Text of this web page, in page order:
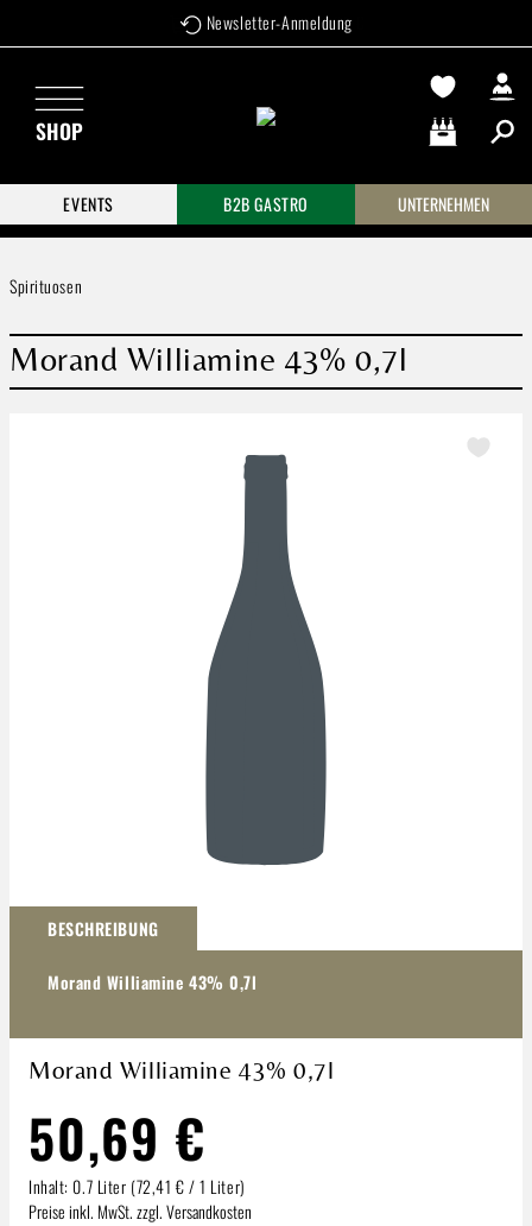
Zum Hauptinhalt springen Newsletter-Anmeldung
SHOP
Warenkorb
EVENTS
B2B GASTRO UNTERNEHMEN
Spirituosen
Morand Williamine 43% 0,7l
BESCHREIBUNG
Morand Williamine 43% 0,7l
Morand Williamine 43% 0,7l
50,69 €
Inhalt: 0.7 Liter (72,41 € / 1 Liter)
Preise inkl. MwSt. zzgl. Versandkosten